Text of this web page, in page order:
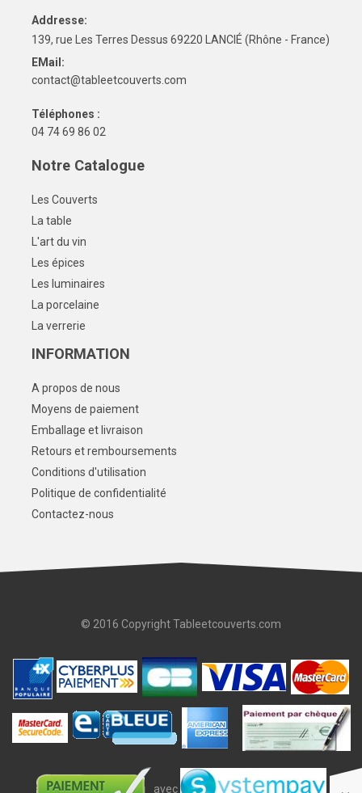
Addresse:
139, rue Les Terres Dessus 69220 LANCIÉ (Rhône - France)
EMail:
contact@tableetcouverts.com
Téléphones :
04 74 69 86 02
Notre Catalogue
Les Couverts
La table
L'art du vin
Les épices
Les luminaires
La porcelaine
La verrerie
INFORMATION
A propos de nous
Moyens de paiement
Emballage et livraison
Retours et remboursements
Conditions d'utilisation
Politique de confidentialité
Contactez-nous
© 2016 Copyright Tableetcouverts.com
avec